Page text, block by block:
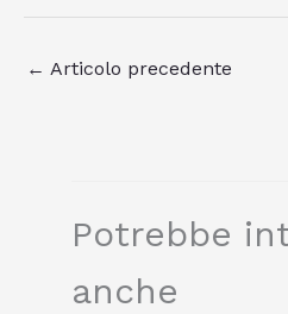
← Articolo precedente
Potrebbe
anche